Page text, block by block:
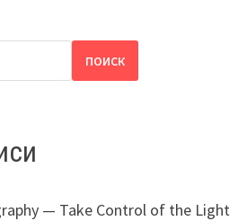
ПОИСК
— Take Control of the Light